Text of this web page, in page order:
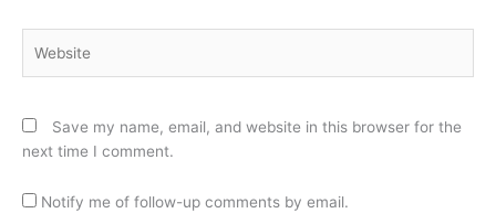
Save my name, email, and website in this browser for the
next time I comment.
Notify me of follow-up comments by email.